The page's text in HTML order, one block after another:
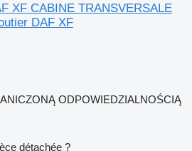
XF CABINE TRANSVERSALE
DAF XF
ODPOWIEDZIALNOŚCIĄ
détachée ?